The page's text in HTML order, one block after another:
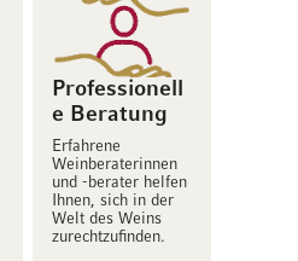
Professionell
e Beratung
Erfahrene
Weinberaterinnen
und -berater helfen
Ihnen, sich in der
Welt des Weins
zurechtzufinden.